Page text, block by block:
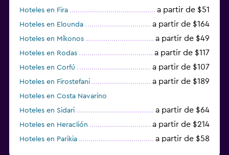
Hoteles en Fira a partir de $51
Hoteles en Elounda a partir de $164
Hoteles en Míkonos a partir de $49
Hoteles en Rodas a partir de $117
Hoteles en Corfú a partir de $107
Hoteles en Firostefani a partir de $189
Hoteles en Costa Navarino
Hoteles en Sidari
a partir de $64
Hoteles en Heraclión a partir de $214
Hoteles en Parikia a partir de $58